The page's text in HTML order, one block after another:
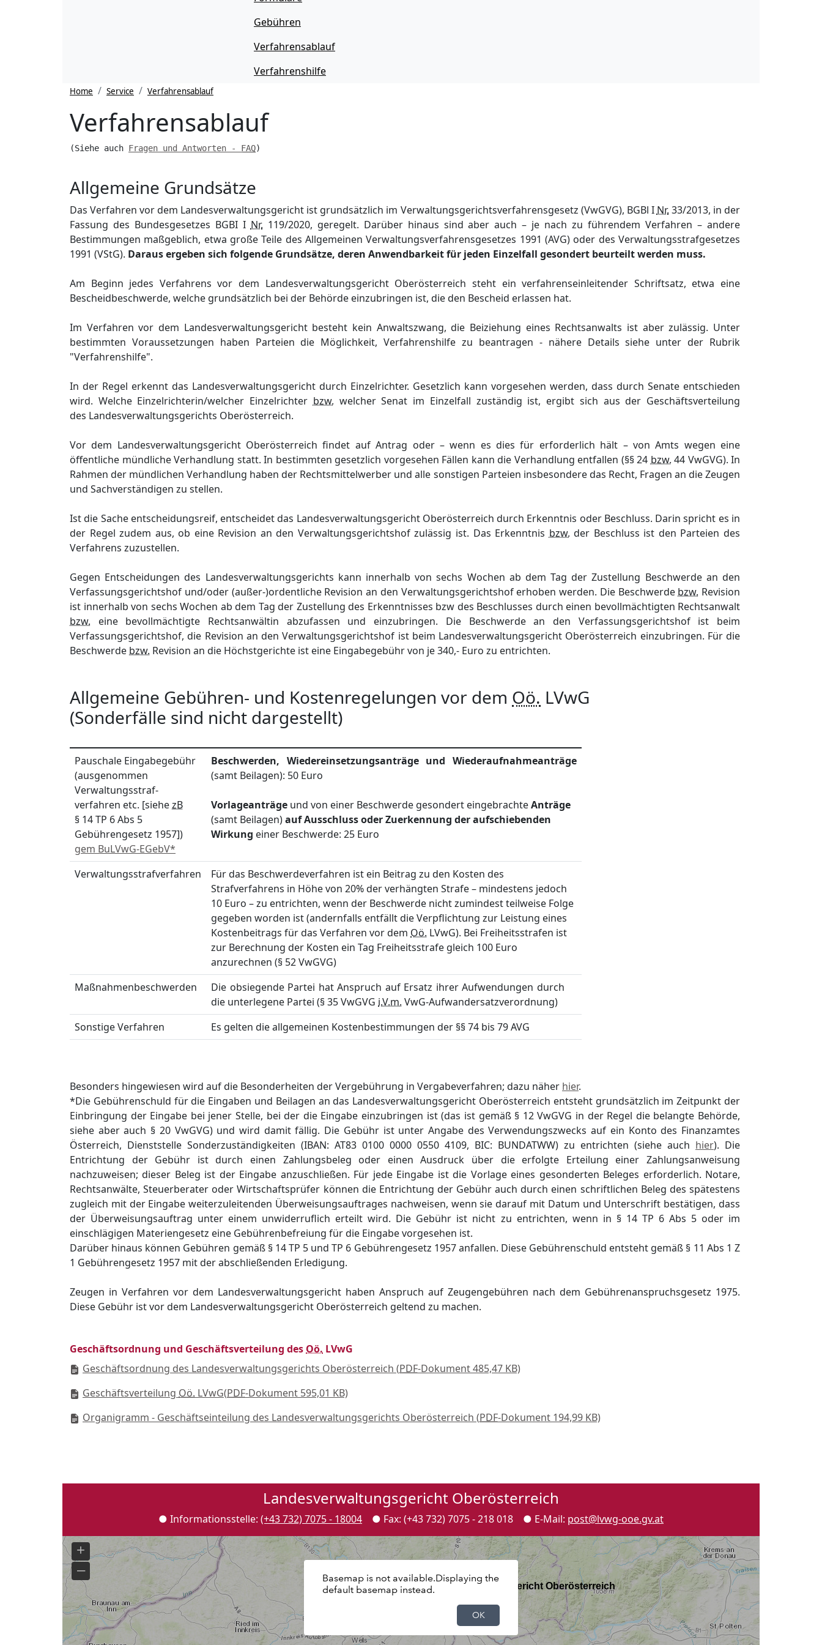
Gebühren
Verfahrensablauf(Aktuelle
Verfahrenshilfe
Home Service Verfahrensablauf
Verfahrensablauf
(Siehe auch Fragen und Antworten - FAQ)
Allgemeine Grundsätze
Das Verfahren vor dem Landesverwaltungsgericht ist grundsätzlich im Verwaltungsgerichtsverfahrensgesetz (VwGVG), BGBl I Nr. 33/2013, in der
Fassung des Bundesgesetzes BGBI I Nr. 119/2020, geregelt. Darüber hinaus sind aber auch – je nach zu führendem Verfahren – andere
Bestimmungen maßgeblich, etwa große Teile des Allgemeinen Verwaltungsverfahrensgesetzes 1991 (AVG) oder des Verwaltungsstrafgesetzes
1991 (VStG). Daraus ergeben sich folgende Grundsätze, deren Anwendbarkeit für jeden Einzelfall gesondert beurteilt werden muss.
Am Beginn jedes Verfahrens vor dem Landesverwaltungsgericht Oberösterreich steht ein verfahrenseinleitender Schriftsatz, etwa eine
Bescheidbeschwerde, welche grundsätzlich bei der Behörde einzubringen ist, die den Bescheid erlassen hat.
Im Verfahren vor dem Landesverwaltungsgericht besteht kein Anwaltszwang, die Beiziehung eines Rechtsanwalts ist aber zulässig. Unter
bestimmten Voraussetzungen haben Parteien die Möglichkeit, Verfahrenshilfe zu beantragen - nähere Details siehe unter der Rubrik
"Verfahrenshilfe".
In der Regel erkennt das Landesverwaltungsgericht durch Einzelrichter. Gesetzlich kann vorgesehen werden, dass durch Senate entschieden
wird. Welche Einzelrichterin/welcher Einzelrichter bzw. welcher Senat im Einzelfall zuständig ist, ergibt sich aus der Geschäftsverteilung
des Landesverwaltungsgerichts Oberösterreich.
Vor dem Landesverwaltungsgericht Oberösterreich findet auf Antrag oder – wenn es dies für erforderlich hält – von Amts wegen eine
öffentliche mündliche Verhandlung statt. In bestimmten gesetzlich vorgesehen Fällen kann die Verhandlung entfallen (§§ 24 bzw. 44 VwGVG). In
Rahmen der mündlichen Verhandlung haben der Rechtsmittelwerber und alle sonstigen Parteien insbesondere das Recht, Fragen an die Zeugen
und Sachverständigen zu stellen.
Ist die Sache entscheidungsreif, entscheidet das Landesverwaltungsgericht Oberösterreich durch Erkenntnis oder Beschluss. Darin spricht es in
der Regel zudem aus, ob eine Revision an den Verwaltungsgerichtshof zulässig ist. Das Erkenntnis bzw. der Beschluss ist den Parteien des
Verfahrens zuzustellen.
Gegen Entscheidungen des Landesverwaltungsgerichts kann innerhalb von sechs Wochen ab dem Tag der Zustellung Beschwerde an den
Verfassungsgerichtshof und/oder (außer-)ordentliche Revision an den Verwaltungsgerichtshof erhoben werden. Die Beschwerde bzw. Revision
ist innerhalb von sechs Wochen ab dem Tag der Zustellung des Erkenntnisses bzw des Beschlusses durch einen bevollmächtigten Rechtsanwalt
bzw. eine bevollmächtigte Rechtsanwältin abzufassen und einzubringen. Die Beschwerde an den Verfassungsgerichtshof ist beim
Verfassungsgerichtshof, die Revision an den Verwaltungsgerichtshof ist beim Landesverwaltungsgericht Oberösterreich einzubringen. Für die
Beschwerde bzw. Revision an die Höchstgerichte ist eine Eingabegebühr von je 340,- Euro zu entrichten.
Allgemeine Gebühren- und Kostenregelungen vor dem Oö. LVwG
(Sonderfälle sind nicht dargestellt)
Pauschale Eingabegebühr
(aus­genommen
Verwaltungs­straf­
verfahren etc. [siehezB
§ 14 TP 6 Abs 5
Gebührengesetz 1957])
gem BuLVwG-EGebV*
Beschwerden, Wiedereinsetzungsanträge und Wiederaufnahmeanträge
(samt Beilagen): 50 Euro
Vorlageanträge und von einer Beschwerde gesondert eingebrachteAnträge
(samt Beilagen)auf Ausschluss oder Zuerkennung der aufschiebenden
Wirkung einer Beschwerde: 25 Euro
Verwaltungsstrafverfahren
Für das Beschwerdeverfahren ist ein Beitrag zu den Kosten des
Strafverfahrens in Höhe von 20% der verhängten Strafe – mindestens jedoch
10 Euro – zu entrichten, wenn der Beschwerde nicht zumindest teilweise Folge
gegeben worden ist (andernfalls entfällt die Verpflichtung zur Leistung eines
Kostenbeitrags für das Verfahren vor dem Oö. LVwG). Bei Freiheitsstrafen ist
zur Berechnung der Kosten ein Tag Freiheitsstrafe gleich 100 Euro
anzurechnen (§ 52 VwGVG)
Maßnahmenbeschwerden
Die obsiegende Partei hat Anspruch auf Ersatz ihrer Aufwendungen durch
die unterlegene Partei (§ 35 VwGVG i.V.m. VwG-Aufwandersatzverordnung)
Sonstige Verfahren
Es gelten die allgemeinen Kostenbestimmungen der §§ 74 bis 79 AVG
Besonders hingewiesen wird auf die Besonderheiten der Vergebührung in Vergabeverfahren; dazu näher hier.
*Die Gebührenschuld für die Eingaben und Beilagen an das Landesverwaltungsgericht Oberösterreich entsteht grundsätzlich im Zeitpunkt der
Einbringung der Eingabe bei jener Stelle, bei der die Eingabe einzubringen ist (das ist gemäß § 12 VwGVG in der Regel die belangte Behörde,
siehe aber auch § 20 VwGVG) und wird damit fällig. Die Gebühr ist unter Angabe des Verwendungszwecks auf ein Konto des Finanzamtes
Österreich, Dienststelle Sonderzuständigkeiten (IBAN: AT83 0100 0000 0550 4109, BIC: BUNDATWW) zu entrichten (siehe auch hier). Die
Entrichtung der Gebühr ist durch einen Zahlungsbeleg oder einen Ausdruck über die erfolgte Erteilung einer Zahlungsanweisung
nachzuweisen; dieser Beleg ist der Eingabe anzuschließen. Für jede Eingabe ist die Vorlage eines gesonderten Beleges erforderlich. Notare,
Rechtsanwälte, Steuerberater oder Wirtschaftsprüfer können die Entrichtung der Gebühr auch durch einen schriftlichen Beleg des spätestens
zugleich mit der Eingabe weiterzuleitenden Überweisungsauftrages nachweisen, wenn sie darauf mit Datum und Unterschrift bestätigen, dass
der Überweisungsauftrag unter einem unwiderruflich erteilt wird. Die Gebühr ist nicht zu entrichten, wenn in § 14 TP 6 Abs 5 oder im
einschlägigen Materiengesetz eine Gebührenbefreiung für die Eingabe vorgesehen ist.
Darüber hinaus können Gebühren gemäß § 14 TP 5 und TP 6 Gebührengesetz 1957 anfallen. Diese Gebührenschuld entsteht gemäß § 11 Abs 1 Z
1 Gebührengesetz 1957 mit der abschließenden Erledigung.
Zeugen in Verfahren vor dem Landesverwaltungsgericht haben Anspruch auf Zeugengebühren nach dem Gebührenanspruchsgesetz 1975.
Diese Gebühr ist vor dem Landesverwaltungsgericht Oberösterreich geltend zu machen.
Geschäftsordnung und Geschäftsverteilung des Oö. LVwG
Geschäftsordnung des Landesverwaltungsgerichts Oberösterreich (PDF-Dokument 485,47 KB)
Geschäftsverteilung Oö. LVwG(PDF-Dokument 595,01 KB)
Organigramm - Geschäftseinteilung des Landesverwaltungsgerichts Oberösterreich (PDF-Dokument 194,99 KB)
Landesverwaltungsgericht Oberösterreich
● Informationsstelle: (+43 732) 7075 - 18004 ● Fax: (+43 732) 7075 - 218 018 ● E-Mail: post@lvwg-ooe.gv.at